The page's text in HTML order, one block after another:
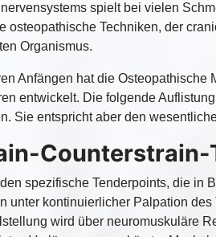
spielt bei vielen
osteopathische Techniken, der
Organismus.
Anfängen hat die Osteopathische
entwickelt. Die folgende
Sie entspricht aber den
Counterstrain-
spezifische Tenderpoints, die in
unter kontinuierlicher Palpation
wird über neuromuskuläre